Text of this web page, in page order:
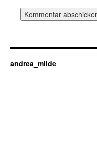
andrea_milde